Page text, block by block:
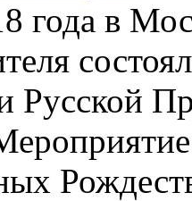
года в
Русской